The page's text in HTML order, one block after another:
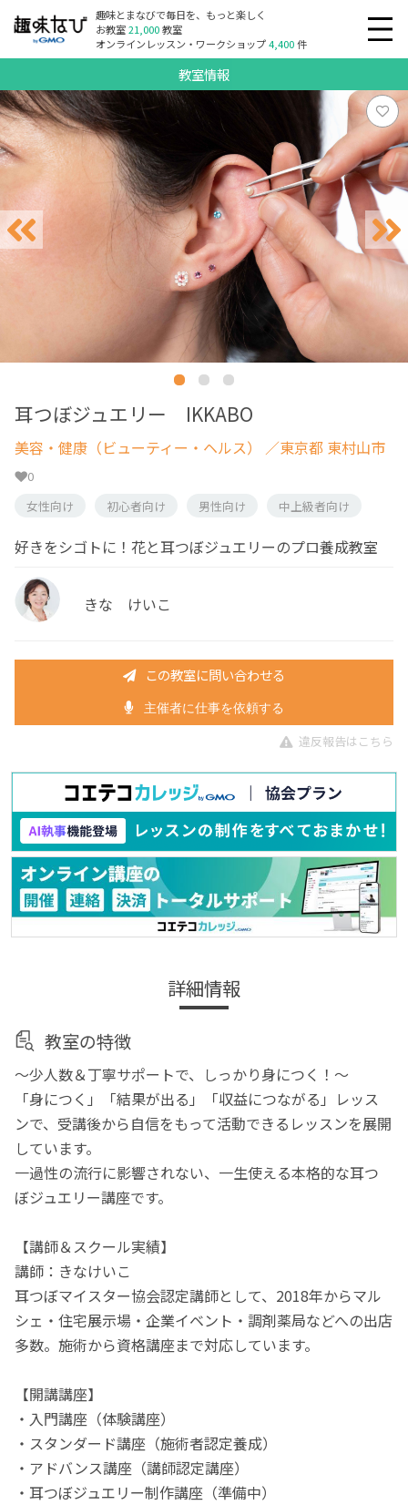
趣味とまなびで毎日を、もっと楽しく
お教室21,000教室
オンラインレッスン・ワークショップ4,400件
教室情報
耳つぼジュエリー IKKABO
美容・健康（ビューティー・ヘルス） ／東京都 東村山市
0
女性向け
初心者向け 男性向け 中上級者向け
好きをシゴトに！花と耳つぼジュエリーのプロ養成教室
きな けいこ
この教室に問い合わせる
主催者に仕事を依頼する
違反報告はこちら
詳細情報
教室の特徴
～少人数＆丁寧サポートで、しっかり身につく！～
「身につく」「結果が出る」「収益につながる」レッス
ンで、受講後から自信をもって活動できるレッスンを展開
しています。
一過性の流行に影響されない、一生使える本格的な耳つ
ぼジュエリー講座です。
【講師＆スクール実績】
講師：きなけいこ
耳つぼマイスター協会認定講師として、2018年からマル
シェ・住宅展示場・企業イベント・調剤薬局などへの出店
多数。施術から資格講座まで対応しています。
【開講講座】
・入門講座（体験講座）
・スタンダード講座（施術者認定養成）
・アドバンス講座（講師認定講座）
・耳つぼジュエリー制作講座（準備中）